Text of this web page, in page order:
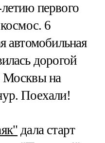
первого
6
автомобильная
дорогой
Москвы на
Поехали!
дала старт